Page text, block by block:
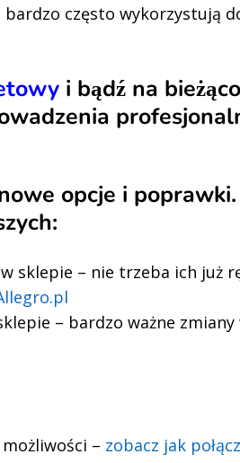
często wykorzystują
i bądź na
opcje i poprawki.
sklepie – nie trzeba ich już
– bardzo ważne
– zobacz jak